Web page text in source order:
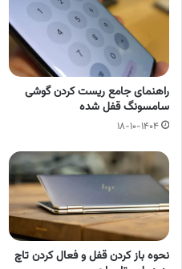
راهنمای جامع ریست کردن گوشی
سامسونگ قفل شده
۱۸-۱۰-۱۴۰۴
نحوه باز کردن قفل و فعال کردن تاچ‌